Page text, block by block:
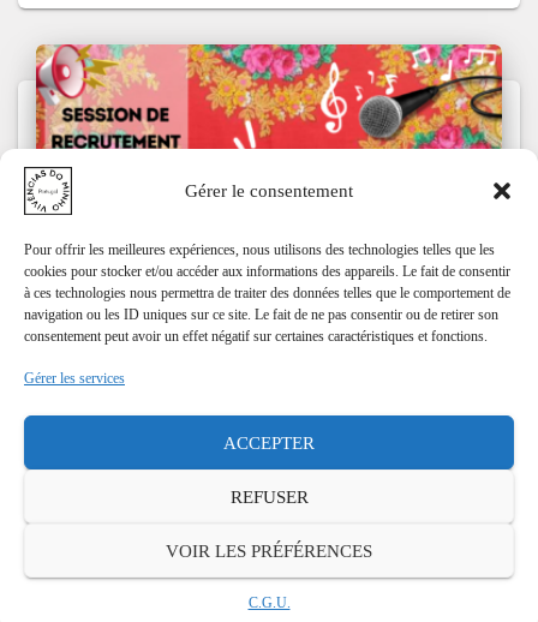
Gérer le consentement
Pour offrir les meilleures expériences, nous utilisons des technologies telles que les
cookies pour stocker et/ou accéder aux informations des appareils. Le fait de consentir
à ces technologies nous permettra de traiter des données telles que le comportement de
navigation ou les ID uniques sur ce site. Le fait de ne pas consentir ou de retirer son
consentement peut avoir un effet négatif sur certaines caractéristiques et fonctions.
Gérer les services
ACCEPTER
REFUSER
VOIR LES PRÉFÉRENCES
C.G.U.
Rejoignez l’Aventure Vivencias do Minho !
Êtes-vous passionné.e par la musique, la danse et la culture ?
Rêvez-vous de briller sur scène tout en partageant votre amour
une expérience inoubliable Lire la suite…